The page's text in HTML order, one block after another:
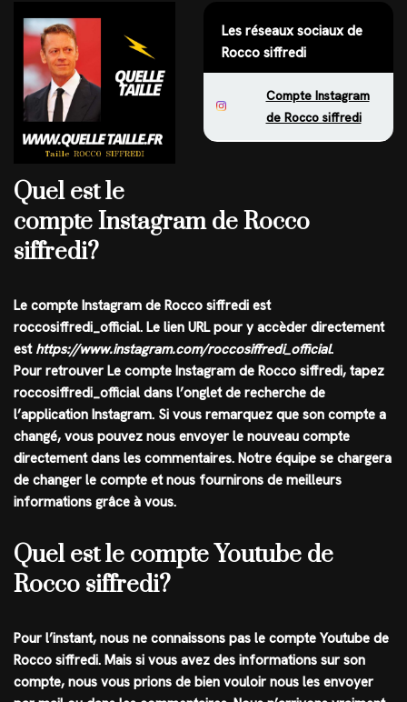
Les réseaux sociaux de
Rocco siffredi
Compte Instagram
de Rocco siffredi
Quel est le
compte Instagram de Rocco
siffredi?
Le compte Instagram de Rocco siffredi est
roccosiffredi_official. Le lien URL pour y accèder directement
est https://www.instagram.com/roccosiffredi_official.
Pour retrouver Le compte Instagram de Rocco siffredi, tapez
roccosiffredi_official dans l’onglet de recherche de
l’application Instagram. Si vous remarquez que son compte a
changé, vous pouvez nous envoyer le nouveau compte
directement dans les commentaires. Notre équipe se chargera
de changer le compte et nous fournirons de meilleurs
informations grâce à vous.
Quel est le compte Youtube de
Rocco siffredi?
Pour l’instant, nous ne connaissons pas le compte Youtube de
Rocco siffredi. Mais si vous avez des informations sur son
compte, nous vous prions de bien vouloir nous les envoyer